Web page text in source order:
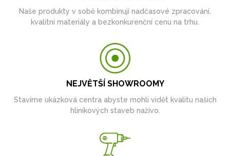
Naše produkty v sobě kombinují nadčasové zpracování,
kvalitní materiály a bezkonkurenční cenu na trhu.
NEJVĚTŠÍ SHOWROOMY
Stavíme ukázková centra abyste mohli vidět kvalitu našich
hliníkových staveb naživo.